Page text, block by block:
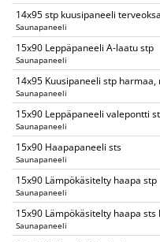
14x95 stp kuusipaneeli
Saunapaneeli
15x90 Leppäpaneeli A-laatu stp
Saunapaneeli
14x95 Kuusipaneeli stp harmaa,
Saunapaneeli
15x90 Leppäpaneeli valepontti
Saunapaneeli
15x90 Haapapaneeli sts
Saunapaneeli
15x90 Lämpökäsitelty haapa stp
Saunapaneeli
15x90 Lämpökäsitelty haapa
Saunapaneeli